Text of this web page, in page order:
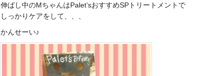
伸ばし中のMちゃんはPalet’sおすすめSPトリートメントで
しっかりケアをして、、、
かんせーい♪